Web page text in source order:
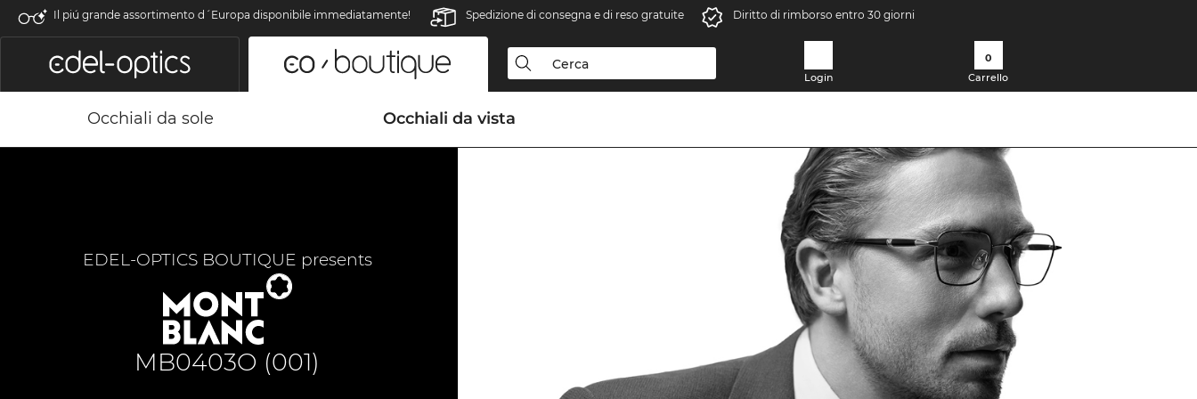
Il piú grande assortimento d´Europa disponibile immediatamente! Spedizione di consegna e di reso gratuite Diritto di rimborso entro 30 giorni
Login
0
Carrello
Occhiali da sole Occhiali da vista
MB0403O (001)
EDEL-OPTICS BOUTIQUE presents